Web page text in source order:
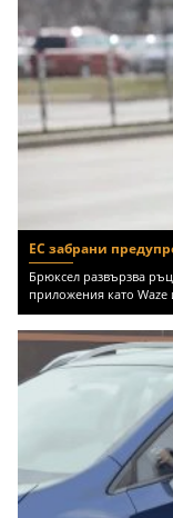
ЕС забрани
Брюксел развързва
приложения като Waze